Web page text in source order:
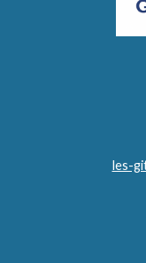
les-